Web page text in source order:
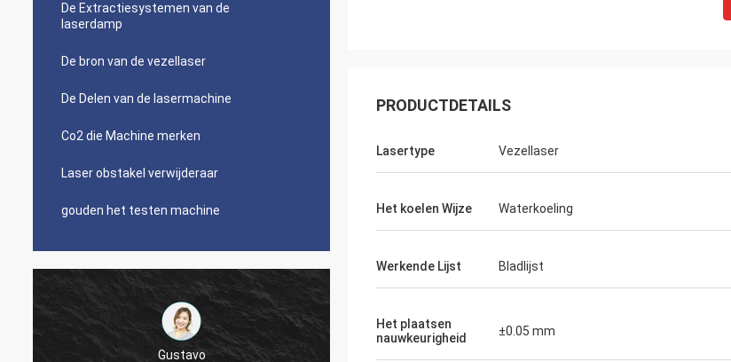
De Extractiesystemen van de
laserdamp
De bron van de vezellaser
De Delen van de lasermachine
Co2 die Machine merken
Laser obstakel verwijderaar
gouden het testen machine
Gustavo
Kampioen
PRODUCTDETAILS
Lasertype Vezellaser
Het koelen Wijze Waterkoeling
Werkende Lijst Bladlijst
Het plaatsen
nauwkeurigheid
±0.05 mm